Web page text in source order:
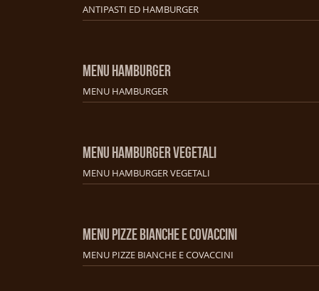
ANTIPASTI ED HAMBURGER
MENU HAMBURGER
MENU HAMBURGER
MENU HAMBURGER VEGETALI
MENU HAMBURGER VEGETALI
MENU PIZZE BIANCHE E COVACCINI
MENU PIZZE BIANCHE E COVACCINI